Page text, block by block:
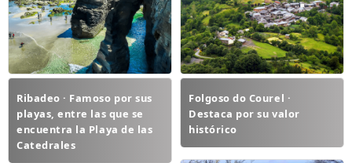
Ribadeo · Famoso por sus
playas, entre las que se
encuentra la Playa de las
Catedrales
Folgoso do Courel ·
Destaca por su valor
histórico